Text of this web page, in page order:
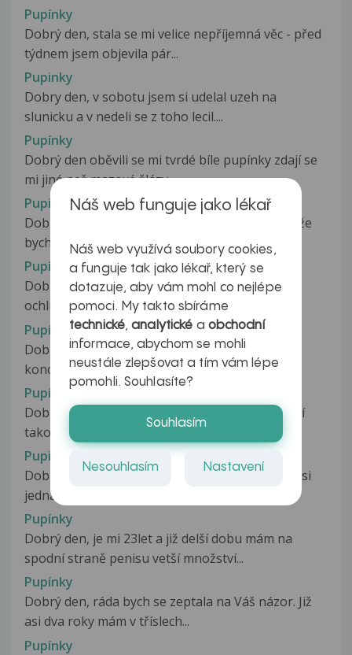
Pupínky
Dobrý den, stala se mi velice nepříjemná věc - před
týdnem jsem objevila pár...
Pupinky
Dobry den, v sobotu jsem si udelal uzeh na
slunicku a v nedeli se z toho lecil....
Pupínky
Dobrý den oběvili se mi tvrdé bíle pupínky zdají se
mi jiné než mazové žlázy...
Pupinky
Dobrý den, chtěl jsem se zeptat jestli je možný že
bych měl pohlavní nemoc objevili...
Pupínky
Dobrý den chtěl jsem se zeptat.objevily se mi v
ochlupeni pupinky které maji...
Pupínky
Dobrý den, dělají se mi tyto pupínky které se
koncentrují na jednom místě (paže...
Pupínky
Dobrý den, mám dotaz, už druhý týden mě trápí
takový pupínek na pohlavní orgánu....
Pupinky
Dobrý den přikládám fotku s prosbou o co se asi
jedna dekuju za odpoved.
Pupínky
Dobrý den, je mi 23let a již delší dobu mám na
spodní straně penisu vetší množství...
Pupínky
Dobrý den, ráda bych se zeptala na Váš názor. Již
asi dva roky mám v tříslech...
Pupínky
Náš web funguje jako lékař
Náš web využívá soubory cookies,
a funguje tak jako lékař, který se
dotazuje, aby vám mohl co nejlépe
pomoci. My takto sbíráme
technické,analytické a obchodní
informace, abychom se mohli
neustále zlepšovat a tím vám lépe
pomohli. Souhlasíte?
Souhlasím
Nesouhlasím Nastavení